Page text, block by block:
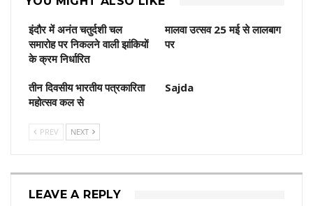
इंदौर में अनंत चतुर्दशी चल
समारोह पर निकलने वाली झांकियों
के क्रम निर्धारित
मालवा उत्सव 25 मई से लालबाग
पर
तीन दिवसीय भारतीय पत्रकारिता
महोत्सव कल से
Sajda
PREV NEXT
LEAVE A REPLY